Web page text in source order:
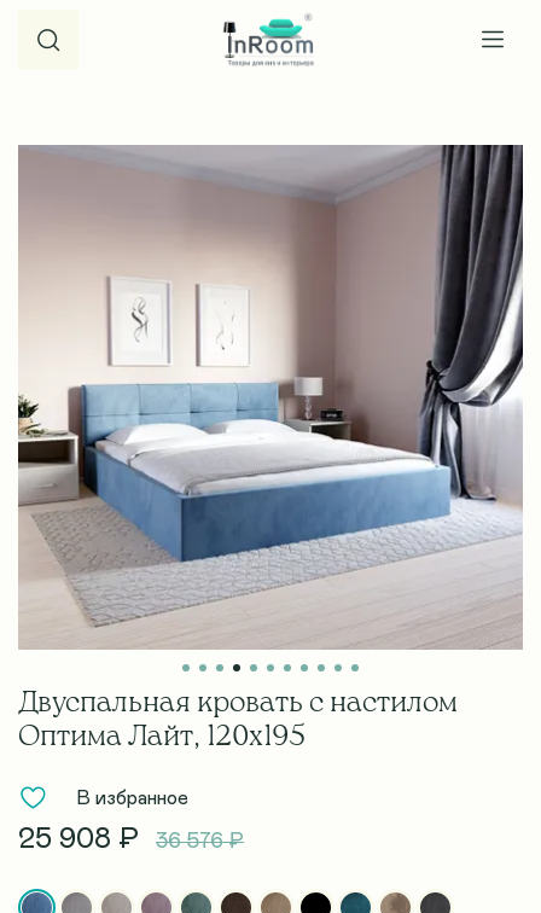
Двуспальная кровать с настилом
Оптима Лайт, 120х195
В избранное
25 908 ₽ 36 576 ₽